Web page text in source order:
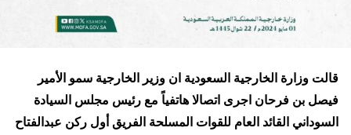
قالت وزارة الخارجية السعودية ان وزير الخارجية سمو الأمير
فيصل بن فرحان اجرى اتصالا هاتفياً مع رئيس مجلس السيادة
السوداني القائد العام للقوات المسلحة الفريق أول ركن عبدالفتاح